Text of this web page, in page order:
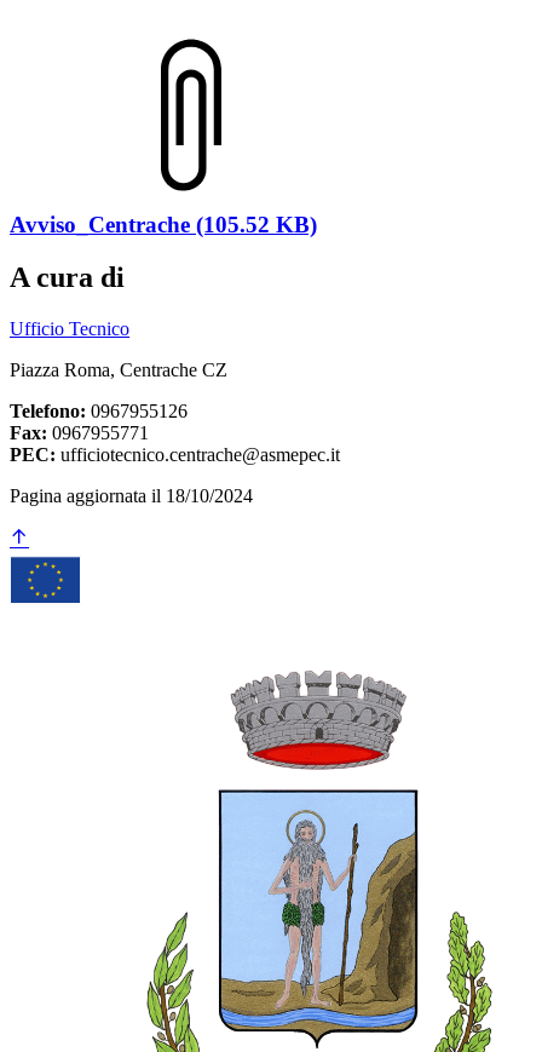
Avviso_Centrache (105.52 KB)
A cura di
Ufficio Tecnico
Piazza Roma, Centrache CZ
Telefono: 0967955126
Fax: 0967955771
PEC: ufficiotecnico.centrache@asmepec.it
Pagina aggiornata il 18/10/2024